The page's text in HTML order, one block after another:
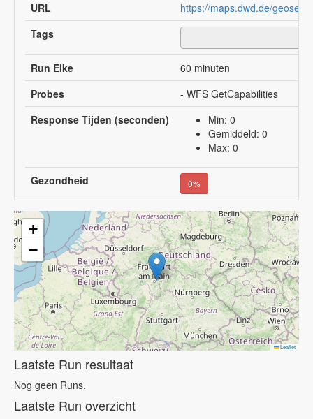
URL
https://maps.dwd.de/
Tags
Run Elke
60 minuten
Probes
- WFS GetCapabilities
Response Tijden (seconden)
Min: 0
Gemiddeld: 0
Max: 0
Gezondheid 0%
+
−
Leaflet
Laatste Run resultaat
Nog geen Runs.
Laatste Run overzicht